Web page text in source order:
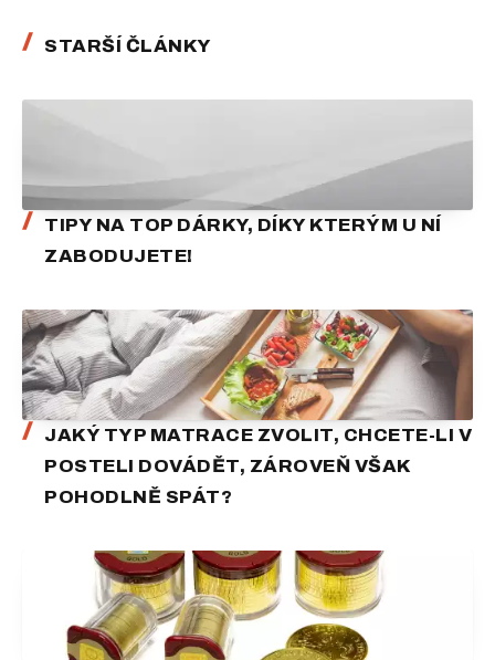
STARŠÍ ČLÁNKY
TIPY NA TOP DÁRKY, DÍKY KTERÝM U NÍ
ZABODUJETE!
JAKÝ TYP MATRACE ZVOLIT, CHCETE-LI V
POSTELI DOVÁDĚT, ZÁROVEŇ VŠAK
POHODLNĚ SPÁT?